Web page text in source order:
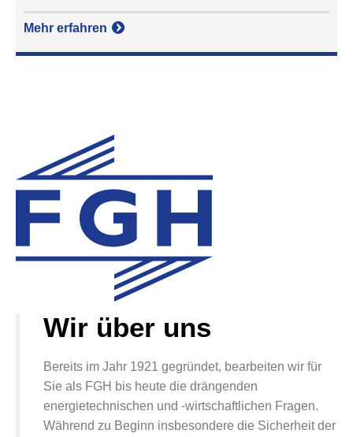
Mehr erfahren
Wir über uns
Bereits im Jahr 1921 gegründet, bearbeiten wir für
Sie als FGH bis heute die drängenden
energietechnischen und -wirtschaftlichen Fragen.
Während zu Beginn insbesondere die Sicherheit der